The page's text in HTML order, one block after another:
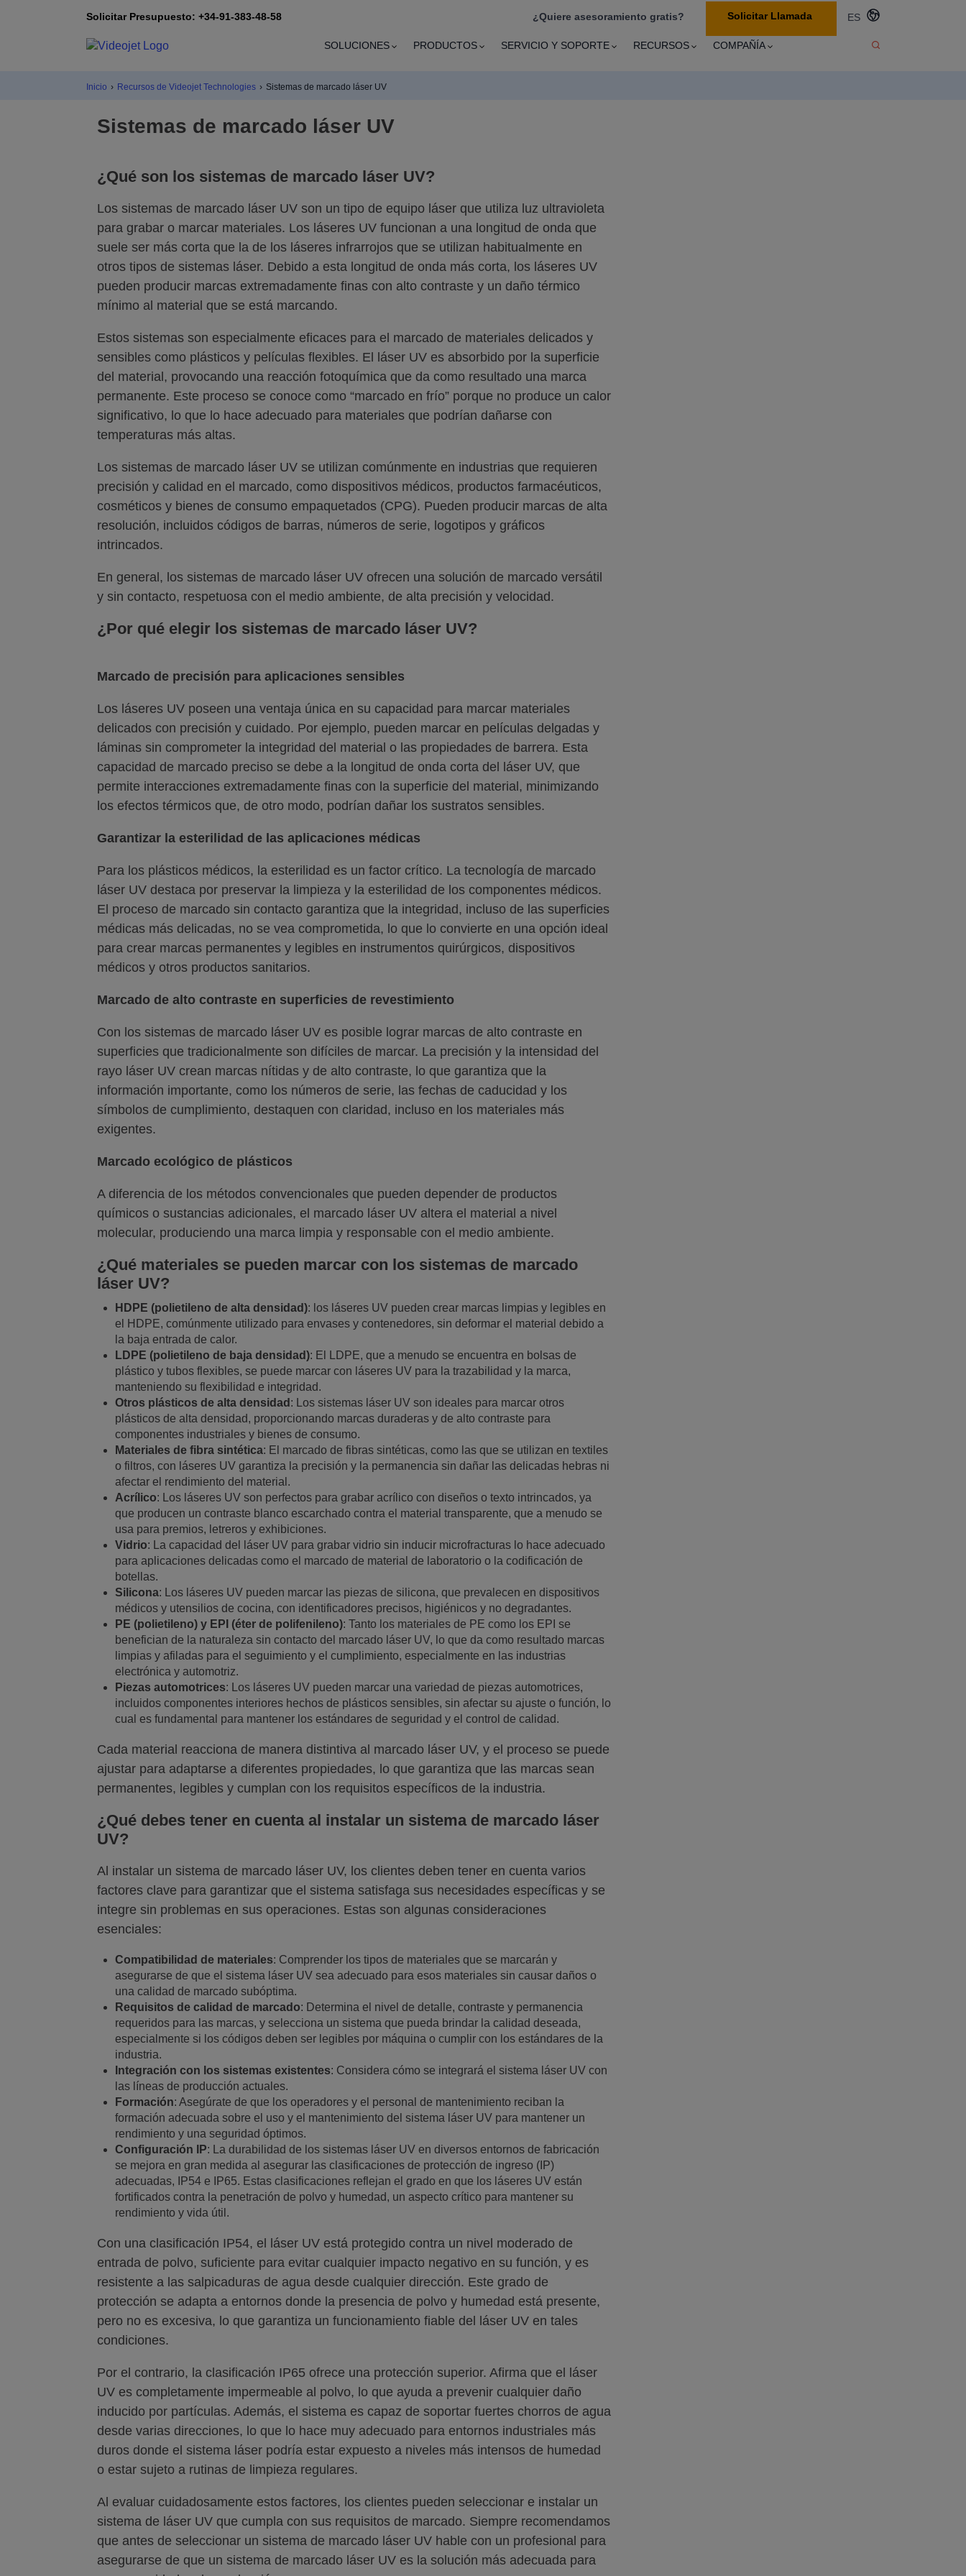
Solicitar Presupuesto: +34-91-383-48-58 ¿Quiere asesoramiento gratis? Solicitar Llamada ES
SOLUCIONES PRODUCTOS SERVICIO Y SOPORTE RECURSOS COMPAÑÍA
Inicio › Recursos de Videojet Technologies › Sistemas de marcado láser UV
Sistemas de marcado láser UV
¿Qué son los sistemas de marcado láser UV?
Los sistemas de marcado láser UV son un tipo de equipo láser que utiliza luz ultravioleta
para grabar o marcar materiales. Los láseres UV funcionan a una longitud de onda que
suele ser más corta que la de los láseres infrarrojos que se utilizan habitualmente en
otros tipos de sistemas láser. Debido a esta longitud de onda más corta, los láseres UV
pueden producir marcas extremadamente finas con alto contraste y un daño térmico
mínimo al material que se está marcando.
Estos sistemas son especialmente eficaces para el marcado de materiales delicados y
sensibles como plásticos y películas flexibles. El láser UV es absorbido por la superficie
del material, provocando una reacción fotoquímica que da como resultado una marca
permanente. Este proceso se conoce como “marcado en frío” porque no produce un calor
significativo, lo que lo hace adecuado para materiales que podrían dañarse con
temperaturas más altas.
Los sistemas de marcado láser UV se utilizan comúnmente en industrias que requieren
precisión y calidad en el marcado, como dispositivos médicos, productos farmacéuticos,
cosméticos y bienes de consumo empaquetados (CPG). Pueden producir marcas de alta
resolución, incluidos códigos de barras, números de serie, logotipos y gráficos
intrincados.
En general, los sistemas de marcado láser UV ofrecen una solución de marcado versátil
y sin contacto, respetuosa con el medio ambiente, de alta precisión y velocidad.
¿Por qué elegir los sistemas de marcado láser UV?
Marcado de precisión para aplicaciones sensibles
Los láseres UV poseen una ventaja única en su capacidad para marcar materiales
delicados con precisión y cuidado. Por ejemplo, pueden marcar en películas delgadas y
láminas sin comprometer la integridad del material o las propiedades de barrera. Esta
capacidad de marcado preciso se debe a la longitud de onda corta del láser UV, que
permite interacciones extremadamente finas con la superficie del material, minimizando
los efectos térmicos que, de otro modo, podrían dañar los sustratos sensibles.
Garantizar la esterilidad de las aplicaciones médicas
Para los plásticos médicos, la esterilidad es un factor crítico. La tecnología de marcado
láser UV destaca por preservar la limpieza y la esterilidad de los componentes médicos.
El proceso de marcado sin contacto garantiza que la integridad, incluso de las superficies
médicas más delicadas, no se vea comprometida, lo que lo convierte en una opción ideal
para crear marcas permanentes y legibles en instrumentos quirúrgicos, dispositivos
médicos y otros productos sanitarios.
Marcado de alto contraste en superficies de revestimiento
Con los sistemas de marcado láser UV es posible lograr marcas de alto contraste en
superficies que tradicionalmente son difíciles de marcar. La precisión y la intensidad del
rayo láser UV crean marcas nítidas y de alto contraste, lo que garantiza que la
información importante, como los números de serie, las fechas de caducidad y los
símbolos de cumplimiento, destaquen con claridad, incluso en los materiales más
exigentes.
Marcado ecológico de plásticos
A diferencia de los métodos convencionales que pueden depender de productos
químicos o sustancias adicionales, el marcado láser UV altera el material a nivel
molecular, produciendo una marca limpia y responsable con el medio ambiente.
¿Qué materiales se pueden marcar con los sistemas de marcado
láser UV?
HDPE (polietileno de alta densidad): los láseres UV pueden crear marcas limpias y legibles en
el HDPE, comúnmente utilizado para envases y contenedores, sin deformar el material debido a
la baja entrada de calor.
LDPE (polietileno de baja densidad): El LDPE, que a menudo se encuentra en bolsas de
plástico y tubos flexibles, se puede marcar con láseres UV para la trazabilidad y la marca,
manteniendo su flexibilidad e integridad.
Otros plásticos de alta densidad : Los sistemas láser UV son ideales para marcar otros
plásticos de alta densidad, proporcionando marcas duraderas y de alto contraste para
componentes industriales y bienes de consumo.
Materiales de fibra sintética: El marcado de fibras sintéticas, como las que se utilizan en textiles
o filtros, con láseres UV garantiza la precisión y la permanencia sin dañar las delicadas hebras ni
afectar el rendimiento del material.
Acrílico: Los láseres UV son perfectos para grabar acrílico con diseños o texto intrincados, ya
que producen un contraste blanco escarchado contra el material transparente, que a menudo se
usa para premios, letreros y exhibiciones.
Vidrio: La capacidad del láser UV para grabar vidrio sin inducir microfracturas lo hace adecuado
para aplicaciones delicadas como el marcado de material de laboratorio o la codificación de
botellas.
Silicona: Los láseres UV pueden marcar las piezas de silicona, que prevalecen en dispositivos
médicos y utensilios de cocina, con identificadores precisos, higiénicos y no degradantes.
PE (polietileno) y EPI (éter de polifenileno): Tanto los materiales de PE como los EPI se
benefician de la naturaleza sin contacto del marcado láser UV, lo que da como resultado marcas
limpias y afiladas para el seguimiento y el cumplimiento, especialmente en las industrias
electrónica y automotriz.
Piezas automotrices: Los láseres UV pueden marcar una variedad de piezas automotrices,
incluidos componentes interiores hechos de plásticos sensibles, sin afectar su ajuste o función, lo
cual es fundamental para mantener los estándares de seguridad y el control de calidad.
Cada material reacciona de manera distintiva al marcado láser UV, y el proceso se puede
ajustar para adaptarse a diferentes propiedades, lo que garantiza que las marcas sean
permanentes, legibles y cumplan con los requisitos específicos de la industria.
¿Qué debes tener en cuenta al instalar un sistema de marcado láser
UV?
Al instalar un sistema de marcado láser UV, los clientes deben tener en cuenta varios
factores clave para garantizar que el sistema satisfaga sus necesidades específicas y se
integre sin problemas en sus operaciones. Estas son algunas consideraciones
esenciales:
Compatibilidad de materiales: Comprender los tipos de materiales que se marcarán y
asegurarse de que el sistema láser UV sea adecuado para esos materiales sin causar daños o
una calidad de marcado subóptima.
Requisitos de calidad de marcado: Determina el nivel de detalle, contraste y permanencia
requeridos para las marcas, y selecciona un sistema que pueda brindar la calidad deseada,
especialmente si los códigos deben ser legibles por máquina o cumplir con los estándares de la
industria.
Integración con los sistemas existentes: Considera cómo se integrará el sistema láser UV con
las líneas de producción actuales.
Formación: Asegúrate de que los operadores y el personal de mantenimiento reciban la
formación adecuada sobre el uso y el mantenimiento del sistema láser UV para mantener un
rendimiento y una seguridad óptimos.
Configuración IP: La durabilidad de los sistemas láser UV en diversos entornos de fabricación
se mejora en gran medida al asegurar las clasificaciones de protección de ingreso (IP)
adecuadas, IP54 e IP65. Estas clasificaciones reflejan el grado en que los láseres UV están
fortificados contra la penetración de polvo y humedad, un aspecto crítico para mantener su
rendimiento y vida útil.
Con una clasificación IP54, el láser UV está protegido contra un nivel moderado de
entrada de polvo, suficiente para evitar cualquier impacto negativo en su función, y es
resistente a las salpicaduras de agua desde cualquier dirección. Este grado de
protección se adapta a entornos donde la presencia de polvo y humedad está presente,
pero no es excesiva, lo que garantiza un funcionamiento fiable del láser UV en tales
condiciones.
Por el contrario, la clasificación IP65 ofrece una protección superior. Afirma que el láser
UV es completamente impermeable al polvo, lo que ayuda a prevenir cualquier daño
inducido por partículas. Además, el sistema es capaz de soportar fuertes chorros de agua
desde varias direcciones, lo que lo hace muy adecuado para entornos industriales más
duros donde el sistema láser podría estar expuesto a niveles más intensos de humedad
o estar sujeto a rutinas de limpieza regulares.
Al evaluar cuidadosamente estos factores, los clientes pueden seleccionar e instalar un
sistema de láser UV que cumpla con sus requisitos de marcado. Siempre recomendamos
que antes de seleccionar un sistema de marcado láser UV hable con un profesional para
asegurarse de que un sistema de marcado láser UV es la solución más adecuada para